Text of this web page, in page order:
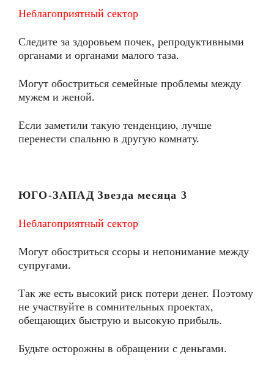
Неблагоприятный сектор
Следите за здоровьем почек, репродуктивными
органами и органами малого таза.
Могут обостриться семейные проблемы между
мужем и женой.
Если заметили такую тенденцию, лучше
перенести спальню в другую комнату.
ЮГО-ЗАПАД Звезда месяца 3
Неблагоприятный сектор
Могут обостриться ссоры и непонимание между
супругами.
Так же есть высокий риск потери денег. Поэтому
не участвуйте в сомнительных проектах,
обещающих быструю и высокую прибыль.
Будьте осторожны в обращении с деньгами.